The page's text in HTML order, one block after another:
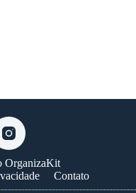
OrganizaKit
Contato